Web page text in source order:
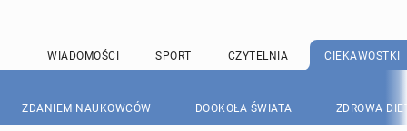
WIADOMOŚCI SPORT CZYTELNIA CIEKAWOSTKI
ZDANIEM NAUKOWCÓW DOOKOŁA ŚWIATA ZDROWA